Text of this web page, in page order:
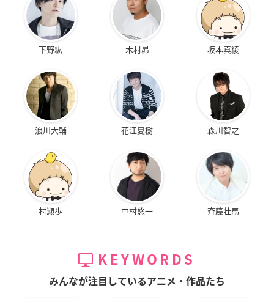
下野紘 木村昴 坂本真綾
浪川大輔 花江夏樹 森川智之
村瀬歩 中村悠一 斉藤壮馬
KEYWORDS
みんなが注目しているアニメ・作品たち